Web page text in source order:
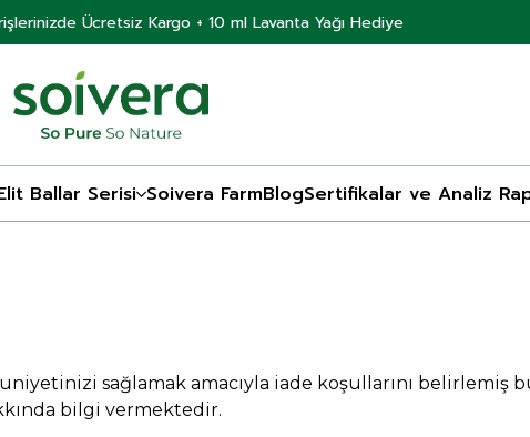
Ücretsiz Kargo + 10 ml Lavanta Yağı Hediye
Ballar Serisi Soivera FarmBlogSertifikalar ve Analiz
sağlamak amacıyla iade koşullarını belirlemiş
bilgi vermektedir.